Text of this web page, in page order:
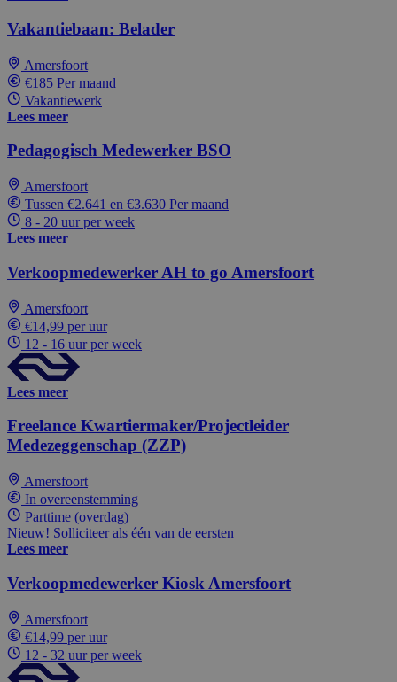
Vakantiebaan: Belader
Amersfoort
€185 Per maand
Vakantiewerk
Lees meer
Pedagogisch Medewerker BSO
Amersfoort
Tussen €2.641 en €3.630 Per maand
8 - 20 uur per week
Lees meer
Verkoopmedewerker AH to go Amersfoort
Amersfoort
€14,99 per uur
12 - 16 uur per week
Lees meer
Freelance Kwartiermaker/Projectleider
Medezeggenschap (ZZP)
Amersfoort
In overeenstemming
Parttime (overdag)
Nieuw! Solliciteer als één van de eersten
Lees meer
Verkoopmedewerker Kiosk Amersfoort
Amersfoort
€14,99 per uur
12 - 32 uur per week